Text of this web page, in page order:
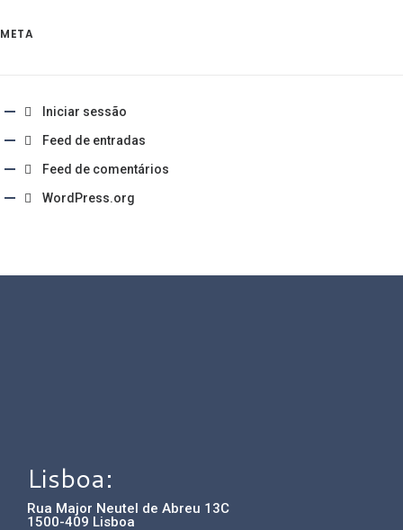
META
Iniciar sessão
Feed de entradas
Feed de comentários
WordPress.org
Lisboa:
Rua Major Neutel de Abreu 13C
1500-409 Lisboa